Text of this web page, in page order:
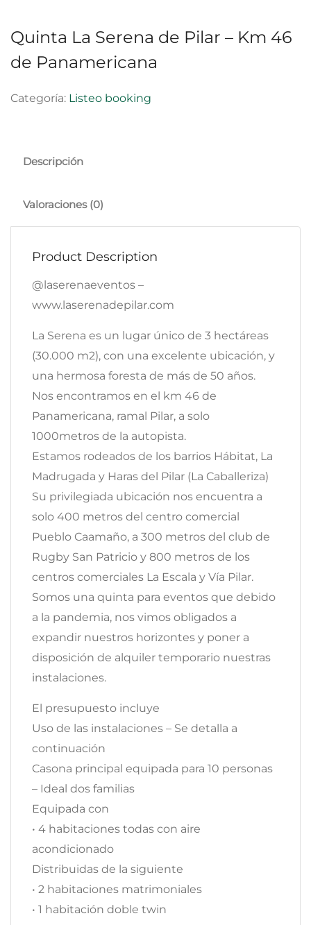
Quinta La Serena de Pilar – Km 46
de Panamericana
Categoría: Listeo booking
Descripción
Valoraciones (0)
Product Description
@laserenaeventos –
www.laserenadepilar.com
La Serena es un lugar único de 3 hectáreas
(30.000 m2), con una excelente ubicación, y
una hermosa foresta de más de 50 años.
Nos encontramos en el km 46 de
Panamericana, ramal Pilar, a solo
1000metros de la autopista.
Estamos rodeados de los barrios Hábitat, La
Madrugada y Haras del Pilar (La Caballeriza)
Su privilegiada ubicación nos encuentra a
solo 400 metros del centro comercial
Pueblo Caamaño, a 300 metros del club de
Rugby San Patricio y 800 metros de los
centros comerciales La Escala y Vía Pilar.
Somos una quinta para eventos que debido
a la pandemia, nos vimos obligados a
expandir nuestros horizontes y poner a
disposición de alquiler temporario nuestras
instalaciones.
El presupuesto incluye
Uso de las instalaciones – Se detalla a
continuación
Casona principal equipada para 10 personas
– Ideal dos familias
Equipada con
• 4 habitaciones todas con aire
acondicionado
Distribuidas de la siguiente
• 2 habitaciones matrimoniales
• 1 habitación doble twin